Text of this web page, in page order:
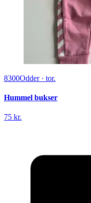
8300Odder· tor.
Hummel bukser
75 kr.